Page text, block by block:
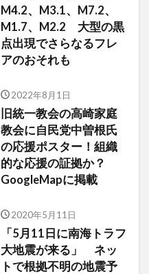
M4.2、M3.1、M7.2、
M1.7、M2.2 大型の黒
点出現でさらなるフレ
アのおそれも
2022年8月1日
旧統一教会の高崎家庭
教会に自民党中曽根氏
の応援ポスター！組織
的な応援の証拠か？
GoogleMapに掲載
2020年5月11日
「5月11日に南海トラフ
大地震が来る」 ネッ
トで根拠不明の地震予